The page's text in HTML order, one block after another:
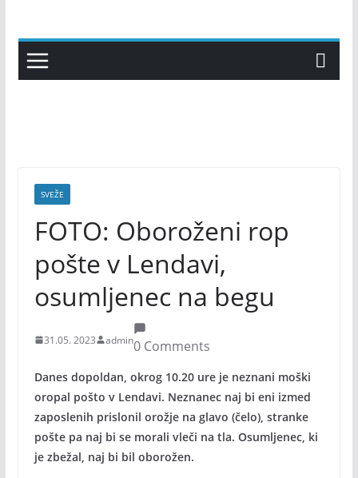
content
SVEŽE
FOTO: Oboroženi rop
pošte v Lendavi,
osumljenec na begu
31.05. 2023 admin0 Comments
Danes dopoldan, okrog 10.20 ure je neznani moški
oropal pošto v Lendavi. Neznanec naj bi eni izmed
zaposlenih prislonil orožje na glavo (čelo), stranke
pošte pa naj bi se morali vleči na tla. Osumljenec, ki
je zbežal, naj bi bil oborožen.